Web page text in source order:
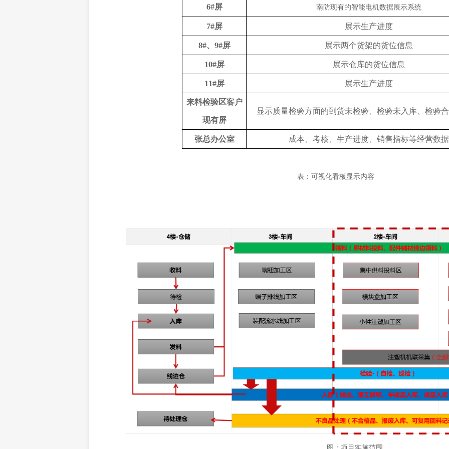
6#屏 南防现有的智能电机数据展示系统
7#屏 展示生产进度
8#、 9#屏 展示两个货架的货位信息
10#屏 展示仓库的货位信息
11#屏 展示生产进度
来料检验区客户
现有屏
显示质量检验方面的到货未检验、检验未入库、检验
张总办公室 成本、考核、生产进度、销售指标等经营数据
表 ：可视化看板 显示内容
图：项目实施范围